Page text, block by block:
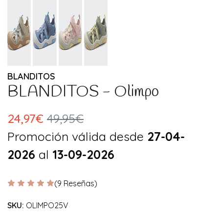
BLANDITOS
BLANDITOS - Olimpo
24,97€ 49,95€
Promoción válida desde 27-04-
2026 al 13-09-2026
(9 Reseñas)
SKU: OLIMPO25V